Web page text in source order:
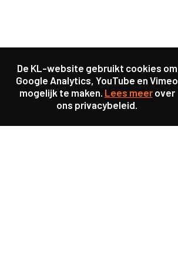
De KL-website gebruikt cookies om
Google Analytics, YouTube en Vimeo
mogelijk te maken. Lees meerover
ons privacybeleid.